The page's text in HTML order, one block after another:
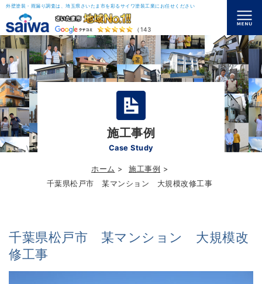
外壁塗装・雨漏り調査は、埼玉県さいたま市を彩るサイワ塗装工業にお任せください
（143）
施工事例
Case Study
ホーム
施工事例
千葉県松戸市 某マンション 大規模改修工事
千葉県松戸市 某マンション 大規模改
修工事